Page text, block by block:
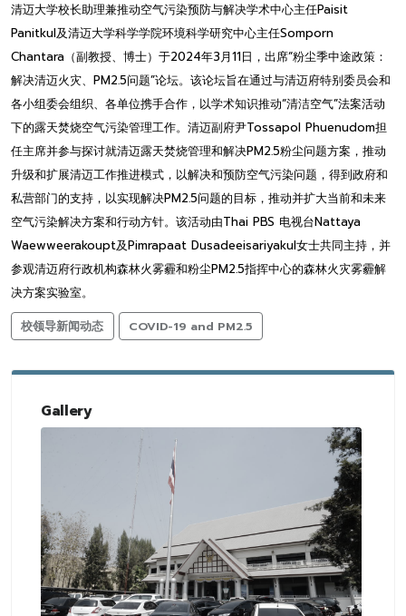
清迈大学校长助理兼推动空气污染预防与解决学术中心主任Paisit
Panitkul及清迈大学科学学院环境科学研究中心主任Somporn
Chantara（副教授、博士）于2024年3月11日，出席“粉尘季中途政策：
解决清迈火灾、PM2.5问题”论坛。该论坛旨在通过与清迈府特别委员会和
各小组委会组织、各单位携手合作，以学术知识推动“清洁空气”法案活动
下的露天焚烧空气污染管理工作。清迈副府尹Tossapol Phuenudom担
任主席并参与探讨就清迈露天焚烧管理和解决PM2.5粉尘问题方案，推动
升级和扩展清迈工作推进模式，以解决和预防空气污染问题，得到政府和
私营部门的支持，以实现解决PM2.5问题的目标，推动并扩大当前和未来
空气污染解决方案和行动方针。该活动由Thai PBS 电视台Nattaya
Waewweerakoupt及Pimrapaat Dusadeeisariyakul女士共同主持，并
参观清迈府行政机构森林火雾霾和粉尘PM2.5指挥中心的森林火灾雾霾解
决方案实验室。
校领导新闻动态
COVID-19 and PM2.5
Gallery